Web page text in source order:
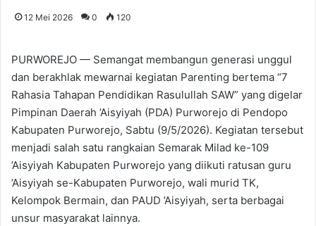
12 Mei 2026 0 120
PURWOREJO — Semangat membangun generasi unggul
dan berakhlak mewarnai kegiatan Parenting bertema “7
Rahasia Tahapan Pendidikan Rasulullah SAW” yang digelar
Pimpinan Daerah ’Aisyiyah (PDA) Purworejo di Pendopo
Kabupaten Purworejo, Sabtu (9/5/2026). Kegiatan tersebut
menjadi salah satu rangkaian Semarak Milad ke-109
’Aisyiyah Kabupaten Purworejo yang diikuti ratusan guru
’Aisyiyah se-Kabupaten Purworejo, wali murid TK,
Kelompok Bermain, dan PAUD ’Aisyiyah, serta berbagai
unsur masyarakat lainnya.